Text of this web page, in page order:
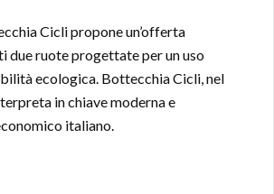
Cicli propone un’offerta
due ruote progettate per un uso
ecologica. Bottecchia Cicli, nel
in chiave moderna e
italiano.